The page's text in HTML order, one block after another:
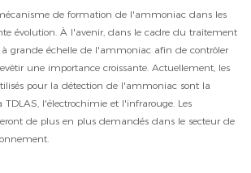
de formation de l'ammoniac dans les
évolution. À l'avenir, dans le cadre du traitement
grande échelle de l'ammoniac afin de contrôler
une importance croissante. Actuellement, les
pour la détection de l'ammoniac sont la
l'électrochimie et l'infrarouge. Les
de plus en plus demandés dans le secteur de